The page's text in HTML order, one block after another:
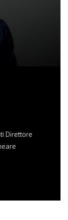
Direttore